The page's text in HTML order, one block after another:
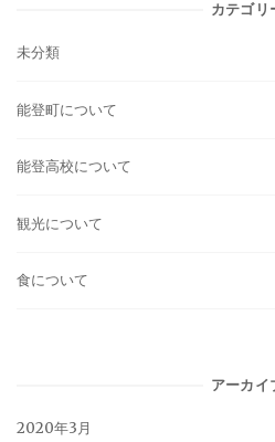
カテゴリ
未分類
能登町について
能登高校について
観光について
食について
アーカイ
2020年3月